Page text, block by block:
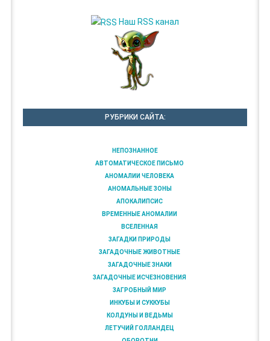
Наш RSS канал
РУБРИКИ САЙТА:
НЕПОЗНАННОЕ
АВТОМАТИЧЕСКОЕ ПИСЬМО
АНОМАЛИИ ЧЕЛОВЕКА
АНОМАЛЬНЫЕ ЗОНЫ
АПОКАЛИПСИС
ВРЕМЕННЫЕ АНОМАЛИИ
ВСЕЛЕННАЯ
ЗАГАДКИ ПРИРОДЫ
ЗАГАДОЧНЫЕ ЖИВОТНЫЕ
ЗАГАДОЧНЫЕ ЗНАКИ
ЗАГАДОЧНЫЕ ИСЧЕЗНОВЕНИЯ
ЗАГРОБНЫЙ МИР
ИНКУБЫ И СУККУБЫ
КОЛДУНЫ И ВЕДЬМЫ
ЛЕТУЧИЙ ГОЛЛАНДЕЦ